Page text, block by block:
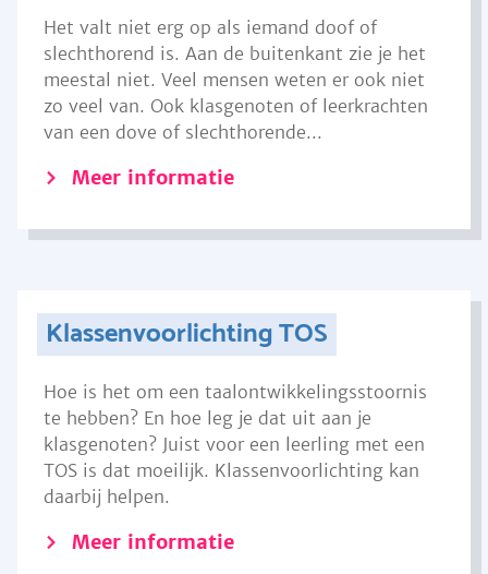
Het valt niet erg op als iemand doof of
slechthorend is. Aan de buitenkant zie je het
meestal niet. Veel mensen weten er ook niet
zo veel van. Ook klasgenoten of leerkrachten
van een dove of slechthorende...
Meer informatie
Klassenvoorlichting TOS
Hoe is het om een taalontwikkelingsstoornis
te hebben? En hoe leg je dat uit aan je
klasgenoten? Juist voor een leerling met een
TOS is dat moeilijk. Klassenvoorlichting kan
daarbij helpen.
Meer informatie